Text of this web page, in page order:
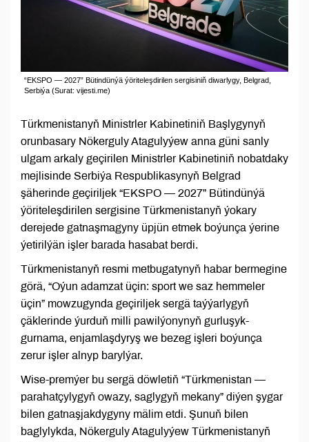
“EKSPO — 2027” Bütindünýä ýöriteleşdirilen sergisiniň diwarlygy, Belgrad,
Serbiýa (Surat: vijesti.me)
Türkmenistanyň Ministrler Kabinetiniň Başlygynyň
orunbasary Nökerguly Atagulyýew anna güni sanly
ulgam arkaly geçirilen Ministrler Kabinetiniň nobatdaky
mejlisinde Serbiýa Respublikasynyň Belgrad
şäherinde geçiriljek “EKSPO — 2027” Bütindünýä
ýöriteleşdirilen sergisine Türkmenistanyň ýokary
derejede gatnaşmagyny üpjün etmek boýunça ýerine
ýetirilýän işler barada hasabat berdi.
Türkmenistanyň resmi metbugatynyň habar bermegine
görä, “Oýun adamzat üçin: sport we saz hemmeler
üçin” mowzugynda geçiriljek sergä taýýarlygyň
çäklerinde ýurduň milli pawilýonynyň gurluşyk-
gurnama, enjamlaşdyryş we bezeg işleri boýunça
zerur işler alnyp barylýar.
Wise-premýer bu sergä döwletiň “Türkmenistan —
parahatçylygyň owazy, saglygyň mekany” diýen şygar
bilen gatnaşjakdygyny mälim etdi. Şunuň bilen
baglylykda, Nökerguly Atagulyýew Türkmenistanyň